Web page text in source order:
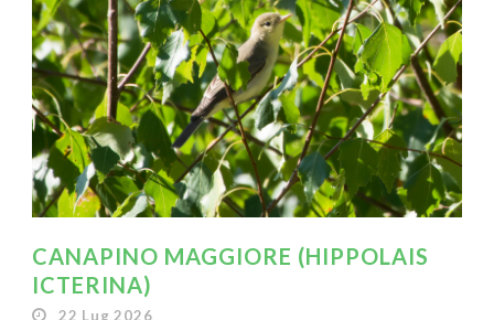
CANAPINO MAGGIORE (HIPPOLAIS
ICTERINA)
22 Lug 2026